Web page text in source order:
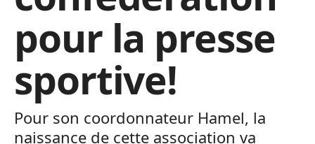
pour la presse
sportive!
Pour son coordonnateur Hamel, la
naissance de cette association va